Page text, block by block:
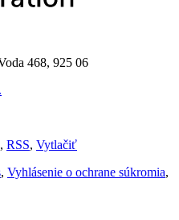
468, 925 06
, RSS, Vytlačiť
, Vyhlásenie o ochrane súkromia,